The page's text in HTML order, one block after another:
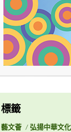
標籤
藝文薈 / 弘揚中華文